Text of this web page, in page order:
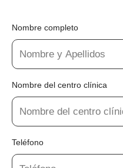
Nombre completo
Nombre del centro clínica
Teléfono